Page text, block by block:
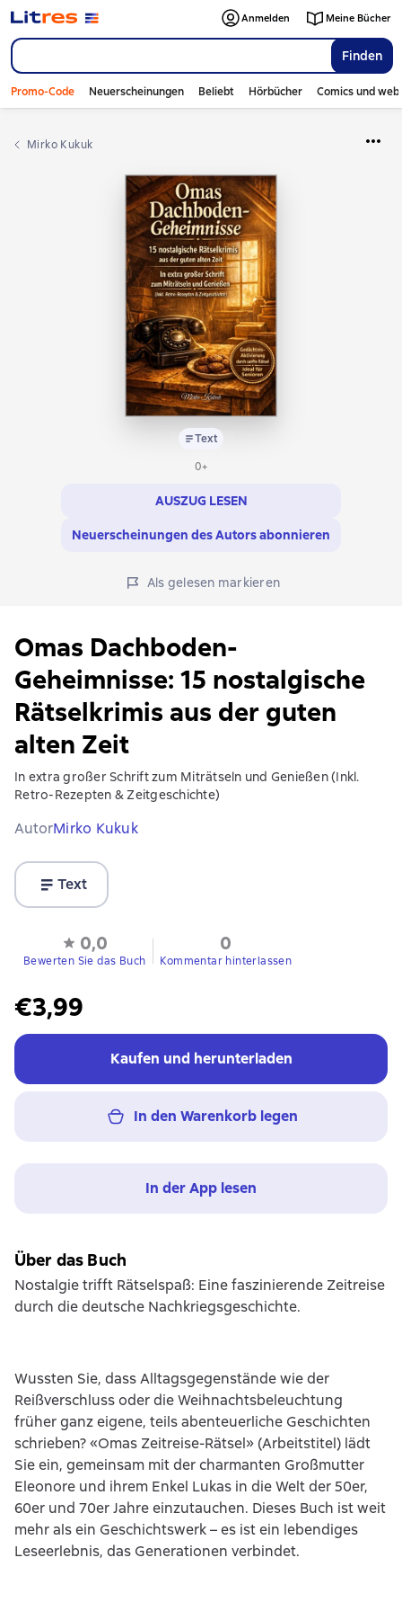
Finden
Anmelden Meine Bücher
Promo-Code Neuerscheinungen Beliebt Hörbücher Comics und
Mirko Kukuk
Text
0+
AUSZUG LESEN
Neuerscheinungen des Autors abonnieren
Als gelesen markieren
Omas Dachboden-
Geheimnisse: 15 nostalgische
Rätselkrimis aus der guten
alten Zeit
In extra großer Schrift zum Miträtseln und Genießen (Inkl.
Retro-Rezepten & Zeitgeschichte)
AutorMirko Kukuk
Text
0,0
Bewerten Sie das Buch
0
Kommentar hinterlassen
€3,99
Kaufen und herunterladen
In den Warenkorb legen
In der App lesen
Über das Buch
Nostalgie trifft Rätselspaß: Eine faszinierende Zeitreise
durch die deutsche Nachkriegsgeschichte.
Wussten Sie, dass Alltagsgegenstände wie der
Reißverschluss oder die Weihnachtsbeleuchtung
früher ganz eigene, teils abenteuerliche Geschichten
schrieben? «Omas Zeitreise-Rätsel» (Arbeitstitel) lädt
Sie ein, gemeinsam mit der charmanten Großmutter
Eleonore und ihrem Enkel Lukas in die Welt der 50er,
60er und 70er Jahre einzutauchen. Dieses Buch ist weit
mehr als ein Geschichtswerk – es ist ein lebendiges
Leseerlebnis, das Generationen verbindet.